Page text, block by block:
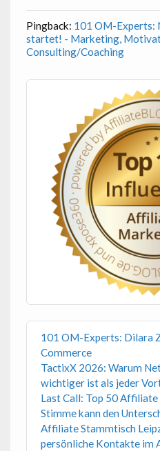
Pingback: 101 OM-Experts:
startet! - Marketing,
Consulting/Coaching
101 OM-Experts: Dilara
Commerce
TactixX 2026: Warum
wichtiger ist als jeder
Last Call: Top 50
Stimme kann den
Affiliate Stammtisch
persönliche Kontakte im